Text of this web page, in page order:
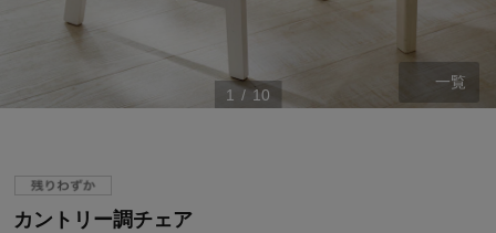
1 / 10
一覧
カントリー調チェア
ステージが上がれば送料無料・返品引取無料！
ベルメゾン・ポイントについて